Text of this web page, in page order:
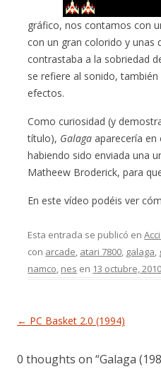
gráfico, nos contamos con
con un gran colorido y unas
contrastaba a la sobriedad
se refiere al sonido,
efectos.
Como curiosidad (y
título), Galaga aparecería
habiendo sido enviada una
Matheew Broderick, para
En este vídeo podéis ver
Esta entrada se publicó en
con arcade, atari 7800, galaga,
namco, nes en 13 octubre, 2010
Navegación de entradas
← PC Basket 2.0 (1994)
0 thoughts on “Galaga